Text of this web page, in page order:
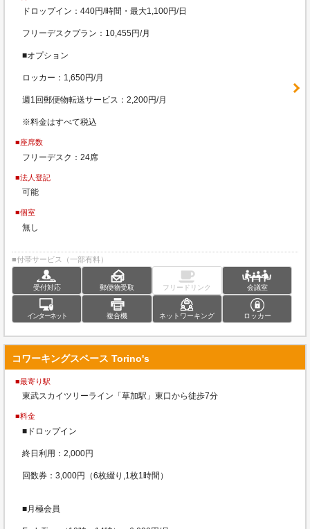
ドロップイン：440円/時間・最大1,100円/日
フリーデスクプラン：10,455円/月
■オプション
ロッカー：1,650円/月
週1回郵便物転送サービス：2,200円/月
※料金はすべて税込
■座席数
フリーデスク：24席
■法人登記
可能
■個室
無し
■付帯サービス（一部有料）
受付対応 郵便物受取 フリードリンク 会議室
インターネット 複合機 ネットワーキング ロッカー
コワーキングスペース Torino's
■最寄り駅
東武スカイツリーライン「草加駅」東口から徒歩7分
■料金
■ドロップイン
終日利用：2,000円
回数券：3,000円（6枚綴り,1枚1時間）
■月極会員